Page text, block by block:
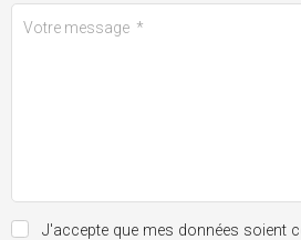
J'accepte que mes données soient